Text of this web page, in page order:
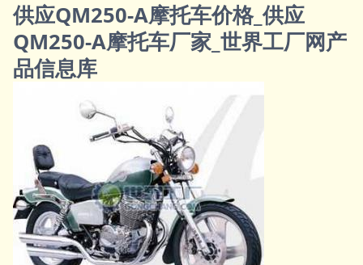
供应QM250-A摩托车价格_供应
QM250-A摩托车厂家_世界工厂网产
品信息库